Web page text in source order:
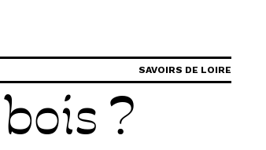
SAVOIRS DE LOIRE
?
le plus lu les pieds dans